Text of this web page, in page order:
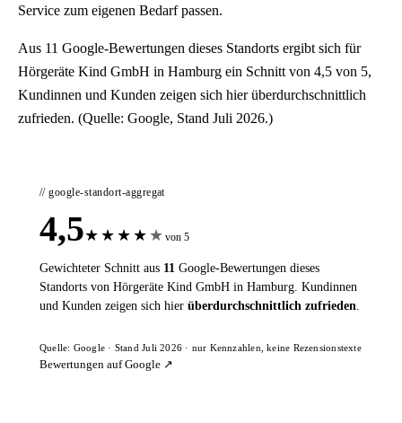
Service zum eigenen Bedarf passen.
Aus 11 Google-Bewertungen dieses Standorts ergibt sich für
Hörgeräte Kind GmbH in Hamburg ein Schnitt von 4,5 von 5,
Kundinnen und Kunden zeigen sich hier überdurchschnittlich
zufrieden. (Quelle: Google, Stand Juli 2026.)
// google-standort-aggregat
4,5★ ★ ★ ★ ★ von 5
Gewichteter Schnitt aus 11 Google-Bewertungen dieses
Standorts von Hörgeräte Kind GmbH in Hamburg. Kundinnen
und Kunden zeigen sich hier überdurchschnittlich zufrieden.
Quelle: Google · Stand Juli 2026 · nur Kennzahlen, keine Rezensionstexte
Bewertungen auf Google ↗